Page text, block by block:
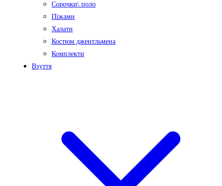
Сорочки\ поло
Піжами
Халати
Костюм джентльмена
Комплекти
Взуття